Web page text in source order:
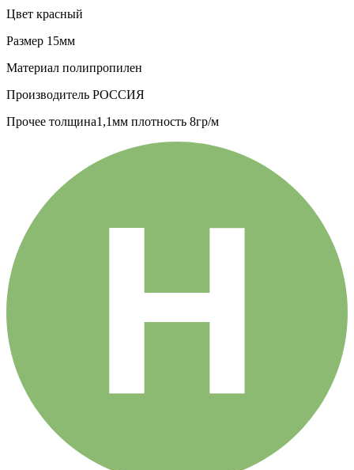
Цвет красный
Размер 15мм
Материал полипропилен
Производитель РОССИЯ
Прочее толщина1,1мм плотность 8гр/м